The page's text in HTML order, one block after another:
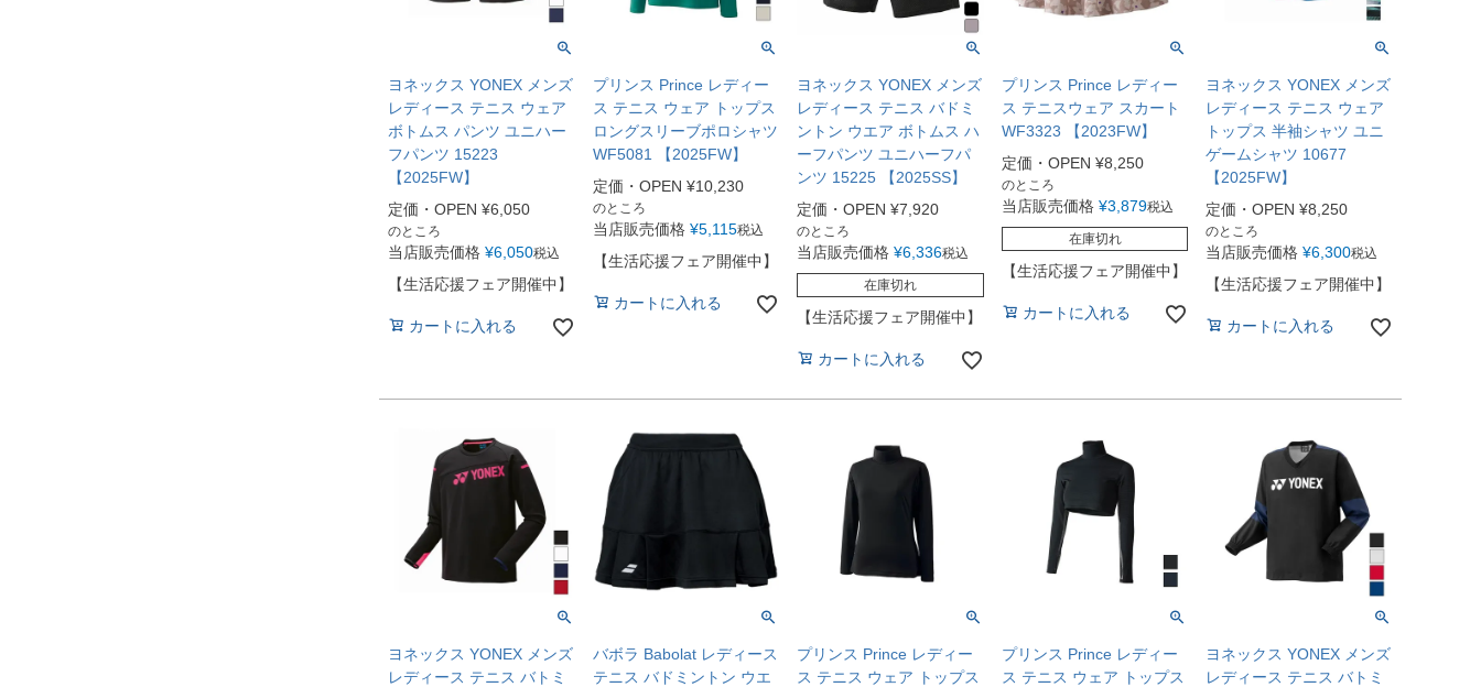
ヨネックス YONEX メンズ
レディース テニス ウェア
ボトムス パンツ ユニハー
フパンツ 15223
【2025FW】
定価・OPEN ¥6,050
のところ
当店販売価格 ¥6,050税込
【生活応援フェア開催中】
カートに入れる
プリンス Prince レディー
ス テニス ウェア トップス
ロングスリーブポロシャツ
WF5081 【2025FW】
定価・OPEN ¥10,230
のところ
当店販売価格 ¥5,115税込
【生活応援フェア開催中】
カートに入れる
ヨネックス YONEX メンズ
レディース テニス バドミ
ントン ウエア ボトムス ハ
ーフパンツ ユニハーフパ
ンツ 15225 【2025SS】
定価・OPEN ¥7,920
のところ
当店販売価格 ¥6,336税込
在庫切れ
【生活応援フェア開催中】
カートに入れる
プリンス Prince レディー
ス テニスウェア スカート
WF3323 【2023FW】
定価・OPEN ¥8,250
のところ
当店販売価格 ¥3,879税込
在庫切れ
【生活応援フェア開催中】
カートに入れる
ヨネックス YONEX メンズ
レディース テニス ウェア
トップス 半袖シャツ ユニ
ゲームシャツ 10677
【2025FW】
定価・OPEN ¥8,250
のところ
当店販売価格 ¥6,300税込
【生活応援フェア開催中】
カートに入れる
ヨネックス YONEX メンズ
レディース テニス バトミ
バボラ Babolat レディース
テニス バドミントン ウエ
プリンス Prince レディー
ス テニス ウェア トップス
プリンス Prince レディー
ス テニス ウェア トップス
ヨネックス YONEX メンズ
レディース テニス バトミ